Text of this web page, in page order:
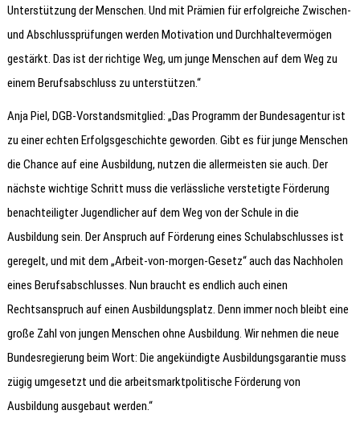
Unterstützung der Menschen. Und mit Prämien für erfolgreiche Zwischen-
und Abschlussprüfungen werden Motivation und Durchhaltevermögen
gestärkt. Das ist der richtige Weg, um junge Menschen auf dem Weg zu
einem Berufsabschluss zu unterstützen.“
Anja Piel, DGB-Vorstandsmitglied: „Das Programm der Bundesagentur ist
zu einer echten Erfolgsgeschichte geworden. Gibt es für junge Menschen
die Chance auf eine Ausbildung, nutzen die allermeisten sie auch. Der
nächste wichtige Schritt muss die verlässliche verstetigte Förderung
benachteiligter Jugendlicher auf dem Weg von der Schule in die
Ausbildung sein. Der Anspruch auf Förderung eines Schulabschlusses ist
geregelt, und mit dem „Arbeit-von-morgen-Gesetz“ auch das Nachholen
eines Berufsabschlusses. Nun braucht es endlich auch einen
Rechtsanspruch auf einen Ausbildungsplatz. Denn immer noch bleibt eine
große Zahl von jungen Menschen ohne Ausbildung. Wir nehmen die neue
Bundesregierung beim Wort: Die angekündigte Ausbildungsgarantie muss
zügig umgesetzt und die arbeitsmarktpolitische Förderung von
Ausbildung ausgebaut werden.“